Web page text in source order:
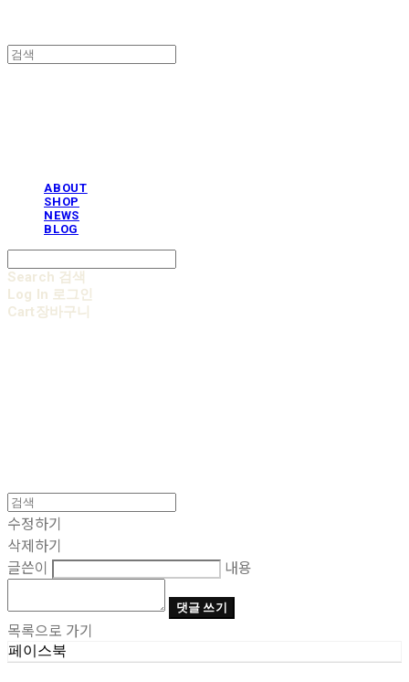
ABOUT
SHOP
NEWS
BLOG
Search 검색
Log In 로그인
Cart장바구니
수정하기
삭제하기
글쓴이
내용
댓글 쓰기
목록으로 가기
페이스북